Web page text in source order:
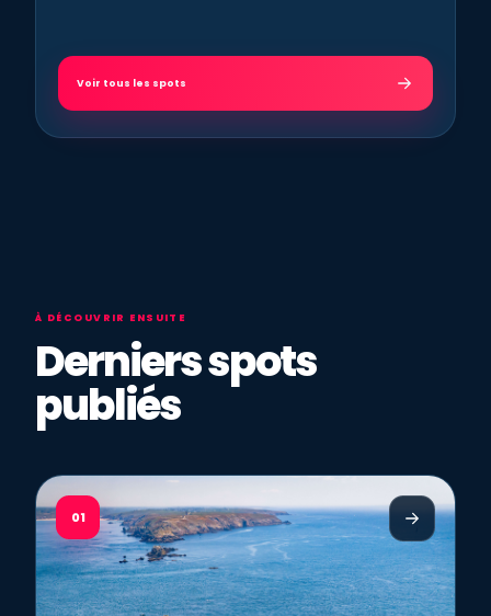
Voir tous les spots
À DÉCOUVRIR ENSUITE
Derniers spots
publiés
01